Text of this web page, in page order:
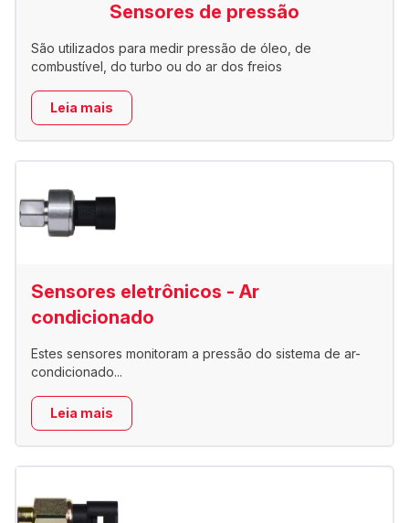
Sensores de pressão
São utilizados para medir pressão de óleo, de
combustível, do turbo ou do ar dos freios
Leia mais
Sensores eletrônicos - Ar
condicionado
Estes sensores monitoram a pressão do sistema de ar-
condicionado...
Leia mais